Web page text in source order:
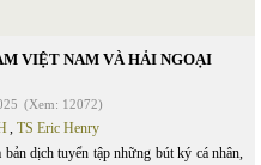
VIỆT NAM VÀ HẢI NGOẠI
(Xem: 12072)
, TS Eric Henry
bản dịch tuyển tập những bút ký cá nhân,